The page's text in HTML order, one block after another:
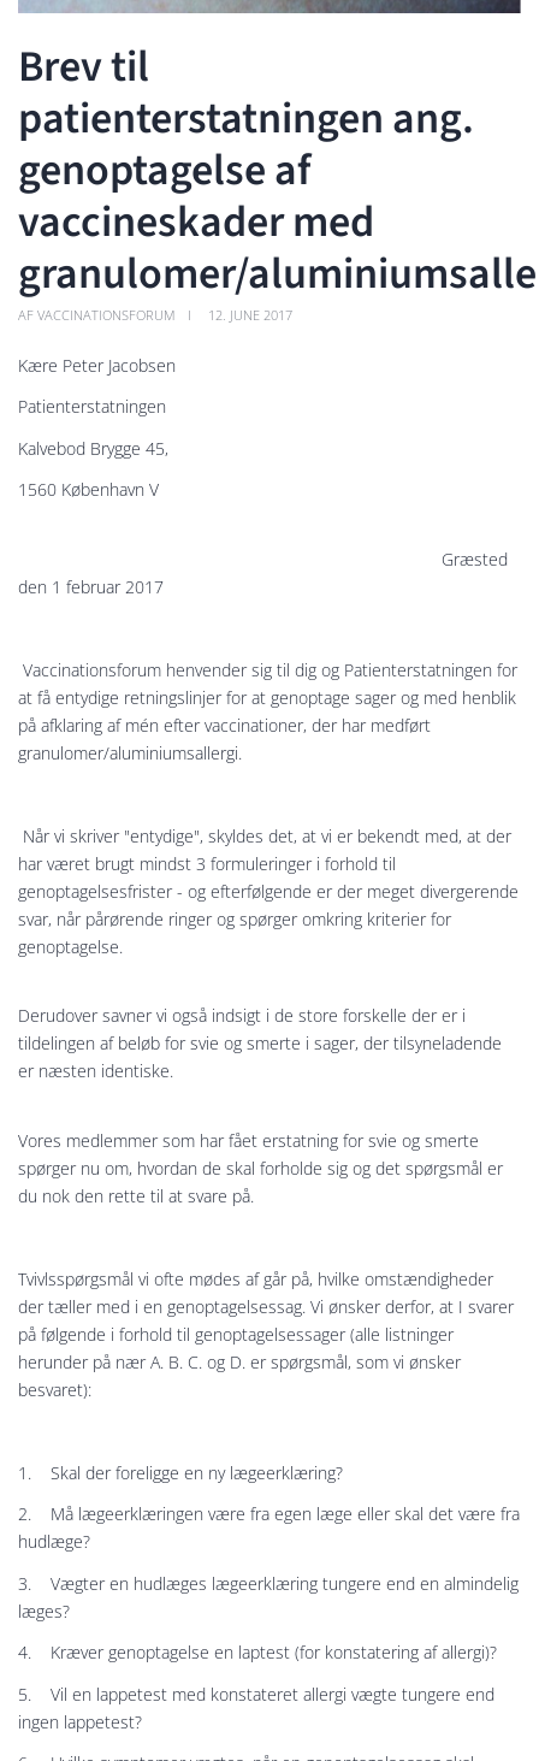
Brev til
patienterstatningen ang.
genoptagelse af
vaccineskader med
granulomer/
AF VACCINATIONSFORUM 12. JUNE 2017
Kære Peter Jacobsen
Patienterstatningen
Kalvebod Brygge 45,
1560 København V
Græsted
den 1 februar 2017
Vaccinationsforum henvender sig til dig og Patienterstatningen for
at få entydige retningslinjer for at genoptage sager og med henblik
på afklaring af mén efter vaccinationer, der har medført
granulomer/aluminiumsallergi.
Når vi skriver "entydige", skyldes det, at vi er bekendt med, at der
har været brugt mindst 3 formuleringer i forhold til
genoptagelsesfrister - og efterfølgende er der meget divergerende
svar, når pårørende ringer og spørger omkring kriterier for
genoptagelse.
Derudover savner vi også indsigt i de store forskelle der er i
tildelingen af beløb for svie og smerte i sager, der tilsyneladende
er næsten identiske.
Vores medlemmer som har fået erstatning for svie og smerte
spørger nu om, hvordan de skal forholde sig og det spørgsmål er
du nok den rette til at svare på.
Tvivlsspørgsmål vi ofte mødes af går på, hvilke omstændigheder
der tæller med i en genoptagelsessag. Vi ønsker derfor, at I svarer
på følgende i forhold til genoptagelsessager (alle listninger
herunder på nær A. B. C. og D. er spørgsmål, som vi ønsker
besvaret):
1. Skal der foreligge en ny lægeerklæring?
2. Må lægeerklæringen være fra egen læge eller skal det være fra
hudlæge?
3. Vægter en hudlæges lægeerklæring tungere end en almindelig
læges?
4. Kræver genoptagelse en laptest (for konstatering af allergi)?
5. Vil en lappetest med konstateret allergi vægte tungere end
ingen lappetest?